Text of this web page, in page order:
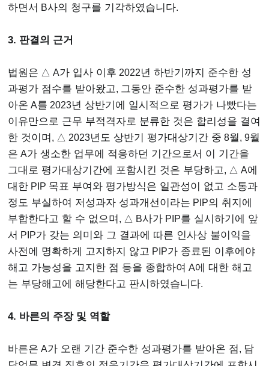
하면서 B사의 청구를 기각하였습니다.
3. 판결의 근거
법원은 △ A가 입사 이후 2022년 하반기까지 준수한 성
과평가 점수를 받아왔고, 그동안 준수한 성과평가를 받
아온 A를 2023년 상반기에 일시적으로 평가가 나빴다는
이유만으로 근무 부적격자로 분류한 것은 합리성을 결여
한 것이며 , △ 2023년도 상반기 평가대상기간 중 8월, 9월
은 A가 생소한 업무에 적응하던 기간으로서 이 기간을
그대로 평가대상기간에 포함시킨 것은 부당하고, △ A에
대한 PIP 목표 부여와 평가방식은 일관성이 없고 소통과
정도 부실하여 저성과자 성과개선이라는 PIP의 취지에
부합한다고 할 수 없으며 , △ B사가 PIP를 실시하기에 앞
서 PIP가 갖는 의미와 그 결과에 따른 인사상 불이익을
사전에 명확하게 고지하지 않고 PIP가 종료된 이후에야
해고 가능성을 고지한 점 등을 종합하여 A에 대한 해고
는 부당해고에 해당한다고 판시하였습니다.
4. 바른의 주장 및 역할
바른은 A가 오랜 기간 준수한 성과평가를 받아온 점, 담